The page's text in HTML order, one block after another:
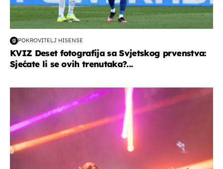
POKROVITELJ HISENSE
KVIZ Deset fotografija sa Svjetskog prvenstva:
Sjećate li se ovih trenutaka?...